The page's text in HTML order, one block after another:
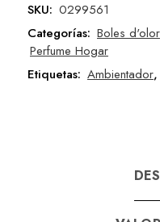
SKU: 0299561
Categorías: Boles d'olor
Perfume Hogar
Etiquetas: Ambientador,